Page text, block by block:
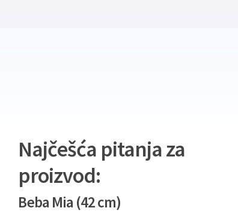
Najčešća pitanja za
proizvod:
Beba Mia (42 cm)